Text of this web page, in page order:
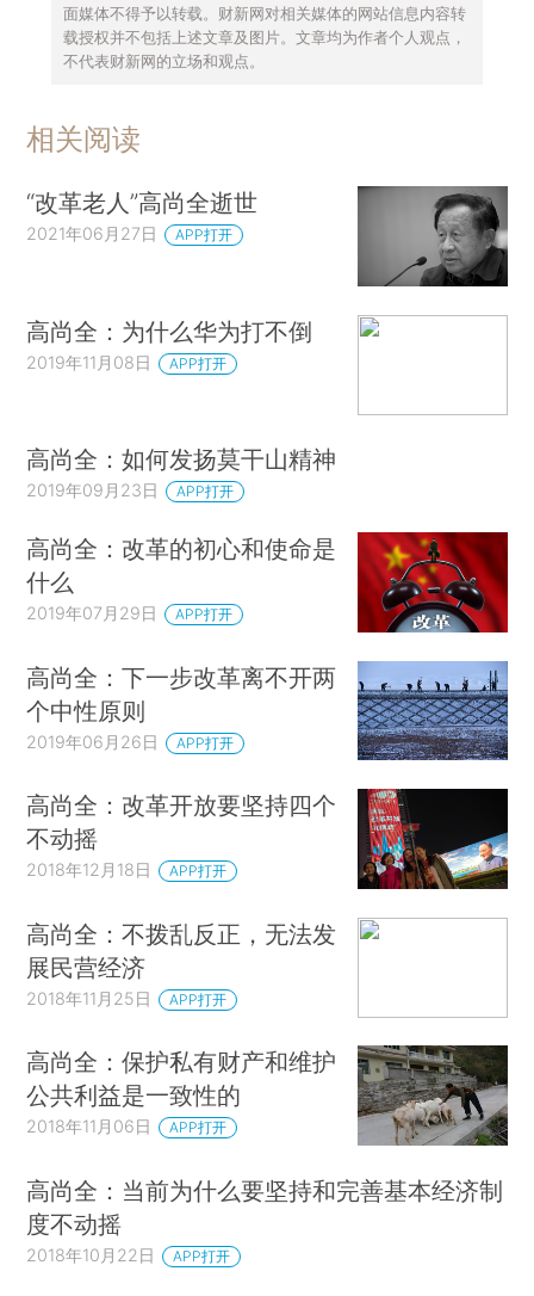
面媒体不得予以转载。财新网对相关媒体的网站信息内容转
载授权并不包括上述文章及图片。文章均为作者个人观点，
不代表财新网的立场和观点。
相关阅读
“改革老人”高尚全逝世
2021年06月27日 APP打开
高尚全：为什么华为打不倒
2019年11月08日 APP打开
高尚全：如何发扬莫干山精神
2019年09月23日 APP打开
高尚全：改革的初心和使命是
什么
2019年07月29日 APP打开
高尚全：下一步改革离不开两
个中性原则
2019年06月26日 APP打开
高尚全：改革开放要坚持四个
不动摇
2018年12月18日 APP打开
高尚全：不拨乱反正，无法发
展民营经济
2018年11月25日 APP打开
高尚全：保护私有财产和维护
公共利益是一致性的
2018年11月06日 APP打开
高尚全：当前为什么要坚持和完善基本经济制
度不动摇
2018年10月22日 APP打开